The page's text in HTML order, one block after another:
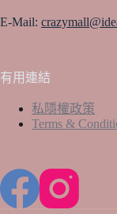
E-Mail:
有用連結
私隱權政策
Terms &